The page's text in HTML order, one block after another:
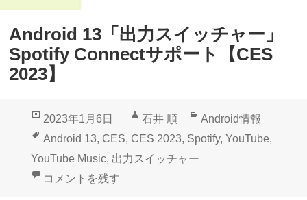
Android 13「出力スイッチャー」
Spotify Connectサポート【CES
2023】
投
稿
日:
2023年1月6日
作
成
者
石井 順
カ
テ
Android情報
タ
グ
Android 13, CES, CES 2023, Spotify, YouTube,
YouTube Music, 出力スイッチャー
Android 13「出力スイッチャー」Spotify Connectサ
コメントを残す